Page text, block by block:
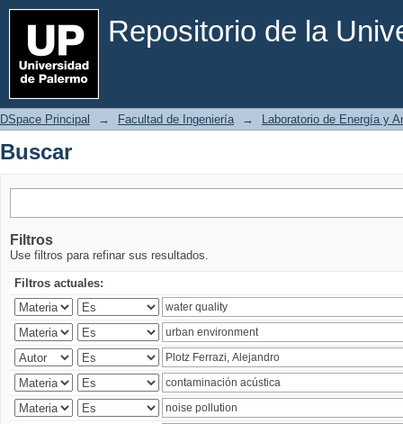
Repositorio de la
Buscar
DSpace Principal → Facultad de Ingeniería → Laboratorio de Energía y
Buscar
Filtros
Use filtros para refinar sus resultados.
Filtros actuales: